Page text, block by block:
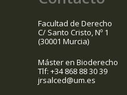
Facultad de Derecho
C/ Santo Cristo, Nº 1
(30001 Murcia)
Máster en Bioderecho
Tlf: +34 868 88 30 39
jrsalced@um.es